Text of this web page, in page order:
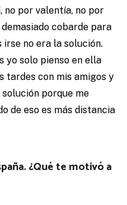
no por valentía, no por
cobarde para
irse no era la solución.
yo solo pienso en ella
tardes con mis amigos y
solución porque me
de eso es más distancia
¿Qué te motivó a